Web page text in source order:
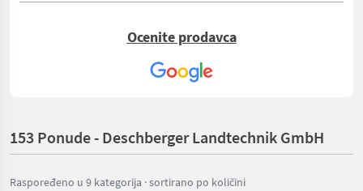
Herzlichen Dank an Norbert der heute extra nachgefragt hat
ob unser Rasenroboter wieder richtig läuft. Sehr
aufmerksam und nett von ihm. Vielen lieben
Ocenite prodavca
153 Ponude - Deschberger Landtechnik GmbH
Raspoređeno u 9 kategorija · sortirano po količini